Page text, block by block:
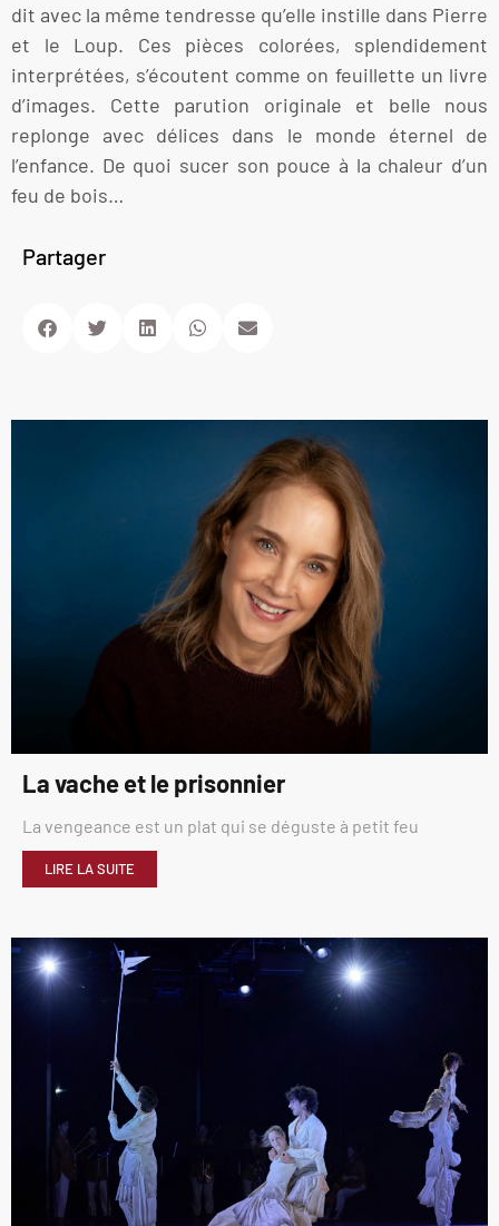
dit avec la même tendresse qu’elle instille dans Pierre
et le Loup. Ces pièces colorées, splendidement
interprétées, s’écoutent comme on feuillette un livre
d’images. Cette parution originale et belle nous
replonge avec délices dans le monde éternel de
l’enfance. De quoi sucer son pouce à la chaleur d’un
feu de bois…
Partager
La vache et le prisonnier
La vengeance est un plat qui se déguste à petit feu
LIRE LA SUITE